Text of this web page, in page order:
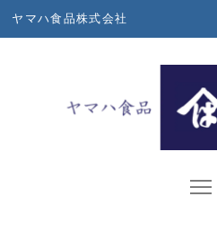
ヤマハ食品株式会社